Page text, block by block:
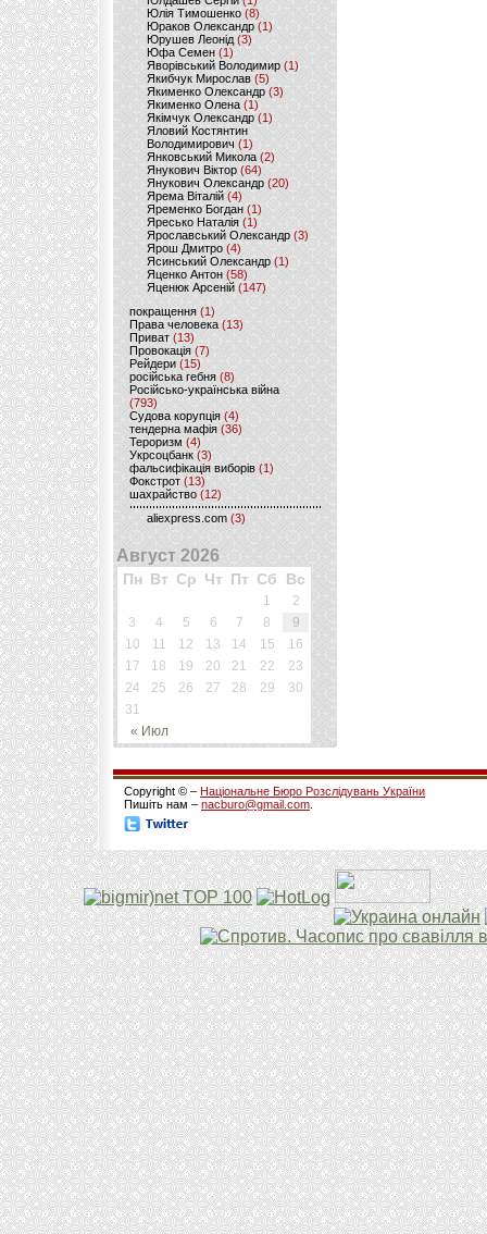
Юлія Тимошенко (8)
Юраков Олександр (1)
Юрушев Леонід (3)
Юфа Семен (1)
Яворівський Володимир (1)
Якибчук Мирослав (5)
Якименко Олександр (3)
Якименко Олена(1)
Якімчук Олександр (1)
Яловий Костянтин
Володимирович (1)
Янковський Микола(2)
Янукович Віктор (64)
Янукович Олександр(20)
Ярема Віталій(4)
Яременко Богдан(1)
Яресько Наталія(1)
Ярославський Олександр (3)
Ярош Дмитро (4)
Ясинський Олександр (1)
Яценко Антон(58)
Яценюк Арсеній (147)
покращення (1)
Права человека(13)
Приват (13)
Провокація (7)
Рейдери (15)
російська гебня (8)
Російсько-українська війна
(793)
Судова корупція (4)
тендерна мафія (36)
Тероризм (4)
Укрсоцбанк (3)
фальсифікація виборів (1)
Фокстрот(13)
шахрайство (12)
aliexpress.com (3)
Август 2026
Пн Вт Ср Чт Пт Сб Вс
« Июл
1
2
3
4 5 6 7 8
9
10
11 12 13 14 15
16
17
18 19 20 21 22
23
24
25 26 27 28 29
30
31
Copyright © – Національне Бюро Розслідувань України
Пишіть нам – nacburo@gmail.com